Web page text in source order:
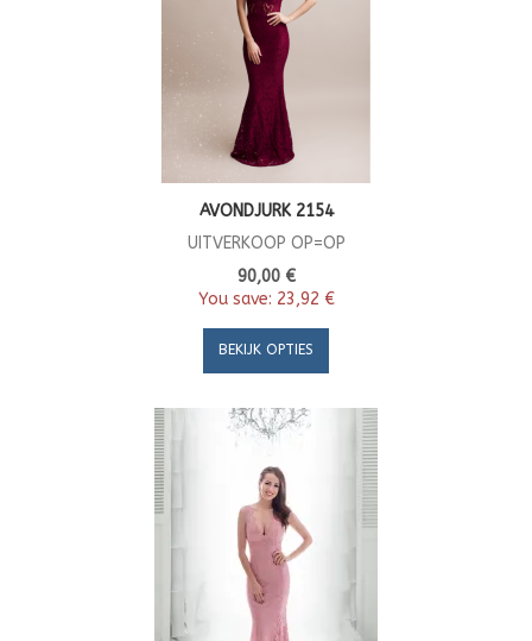
AVONDJURK 2154
UITVERKOOP OP=OP
90,00 €
You save: 23,92 €
BEKIJK OPTIES